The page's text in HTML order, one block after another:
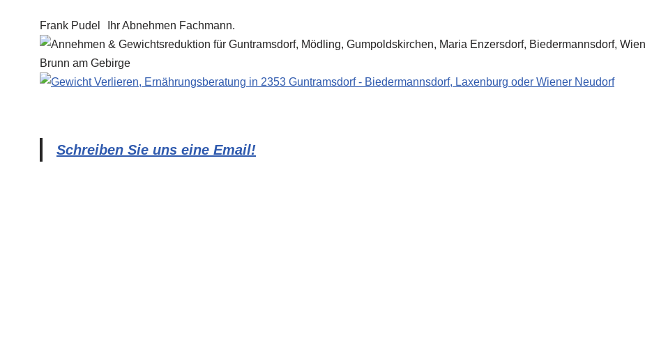
Frank Pudel Ihr Abnehmen Fachmann.
Schreiben Sie uns eine Email!